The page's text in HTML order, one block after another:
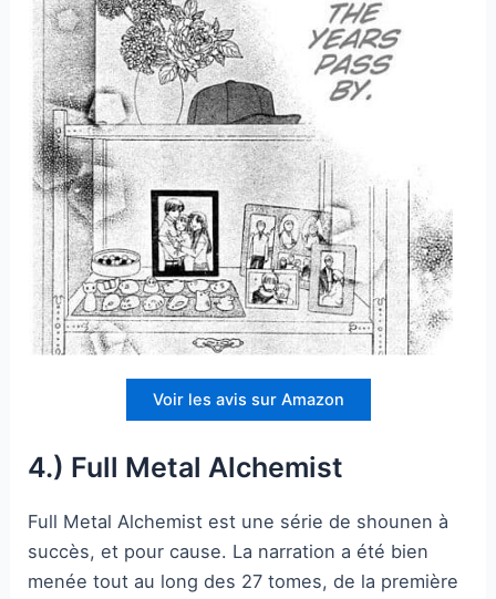
Voir les avis sur Amazon
4.) Full Metal Alchemist
Full Metal Alchemist est une série de shounen à
succès, et pour cause. La narration a été bien
menée tout au long des 27 tomes, de la première